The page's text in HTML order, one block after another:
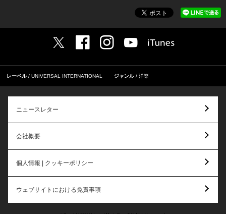
レーベル UNIVERSAL INTERNATIONAL ジャンル 洋楽
ニュースレター
会社概要
個人情報 | クッキーポリシー
ウェブサイトにおける免責事項